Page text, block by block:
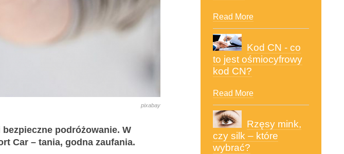
pixabay
podróżowanie. W
Car – tania, godna zaufania.
Read More
Kod CN - co
to jest ośmiocyfrowy
kod CN?
Read More
Rzęsy mink,
czy silk – które
wybrać?